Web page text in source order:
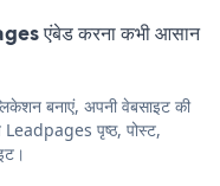
एंबेड करना कभी आसान
बनाएं, अपनी वेबसाइट की
पृष्ठ, पोस्ट,